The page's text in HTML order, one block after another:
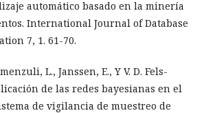
automático basado en la minería
International Journal of Database
7, 1. 61-70.
L., Janssen, E., Y V. D. Fels-
de las redes bayesianas en el
de vigilancia de muestreo de